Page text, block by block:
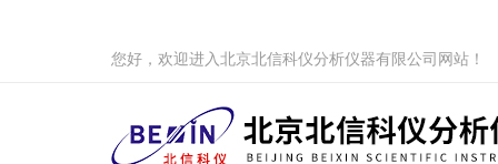
您好，欢迎进入北京北信科仪分析仪器有限公司网站！